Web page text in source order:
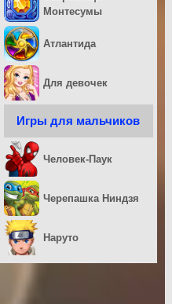
Монтесумы
Атлантида
Для девочек
Игры для мальчиков
Человек-Паук
Черепашка Ниндзя
Наруто